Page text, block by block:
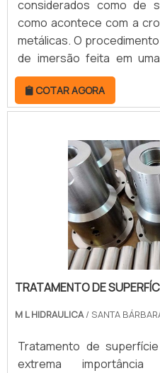
considerados como de
como acontece com a
metálicas. O
de imersão feita em
contendo íons de cromo.
da cromagem de
promover resistência
serviço que vem
industrial brasileiro,
da matéria prima
sentido, para escolh.
COTAR AGORA
TRATAMENTO DE
M L HIDRAULICA/ SANTA
Tratamento de
extrema